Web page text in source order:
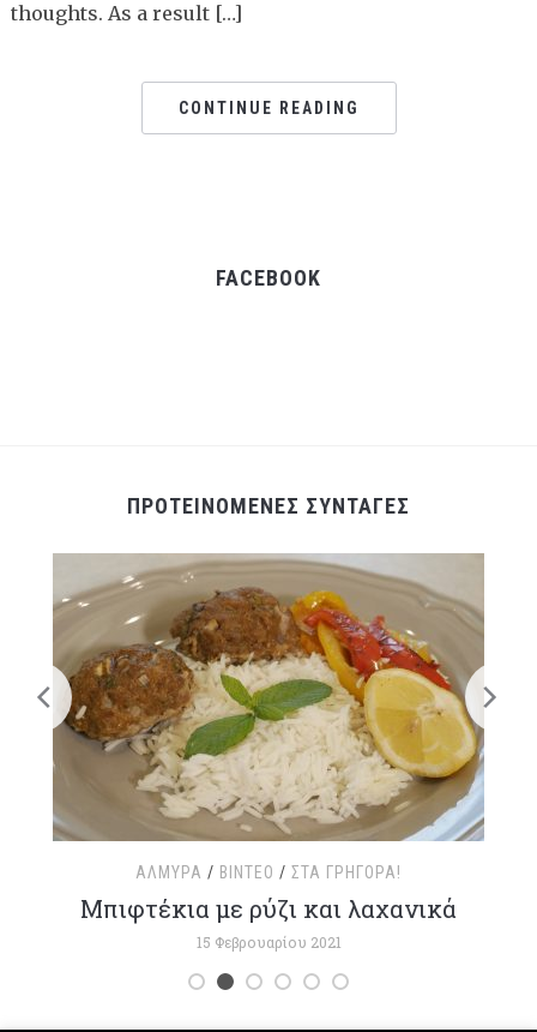
thoughts. As a result […]
CONTINUE READING
FACEBOOK
ΠΡΟΤΕΙΝΟΜΕΝΕΣ ΣΥΝΤΑΓΕΣ
ΑΛΜΥΡΆ / ΒΊΝΤΕΟ / ΣΤΑ ΓΡΉΓΟΡΑ!
Μπιφτέκια με ρύζι και λαχανικά
15 Φεβρουαρίου 2021